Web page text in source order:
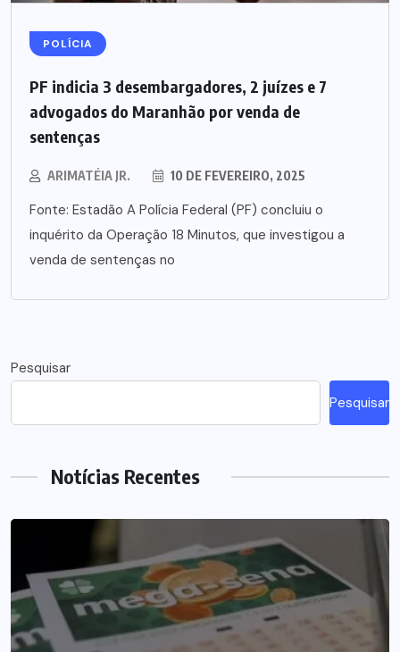
POLÍCIA
PF indicia 3 desembargadores, 2 juízes e 7
advogados do Maranhão por venda de
sentenças
ARIMATÉIA JR. 10 DE FEVEREIRO, 2025
Fonte: Estadão A Polícia Federal (PF) concluiu o
inquérito da Operação 18 Minutos, que investigou a
venda de sentenças no
Pesquisar
Pesquisar
Notícias Recentes